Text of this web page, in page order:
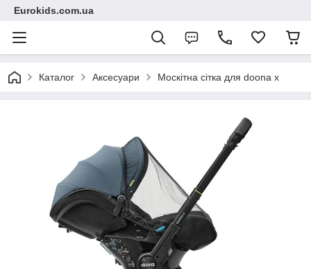
Eurokids.com.ua
Каталог Аксесуари Москітна сітка для doona x